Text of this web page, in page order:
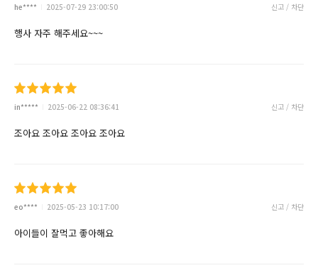
he**** 2025-07-29 23:00:50 신고 / 차단
행사 자주 해주세요~~~
in***** 2025-06-22 08:36:41 신고 / 차단
조아요 조아요 조아요 조아요
eo**** 2025-05-23 10:17:00 신고 / 차단
아이들이 잘먹고 좋아해요